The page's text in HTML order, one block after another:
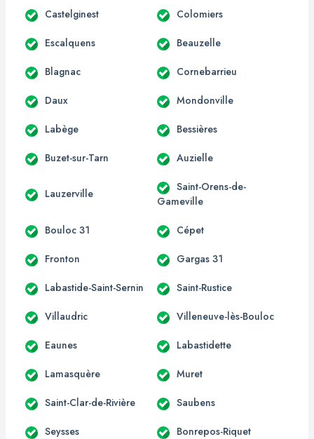
Castelginest Colomiers
Escalquens Beauzelle
Blagnac Cornebarrieu
Daux Mondonville
Labège Bessières
Buzet-sur-Tarn Auzielle
Lauzerville
Saint-Orens-de-
Gameville
Bouloc 31 Cépet
Fronton Gargas 31
Labastide-Saint-Sernin Saint-Rustice
Villaudric Villeneuve-lès-Bouloc
Eaunes Labastidette
Lamasquère Muret
Saint-Clar-de-Rivière Saubens
Seysses Bonrepos-Riquet